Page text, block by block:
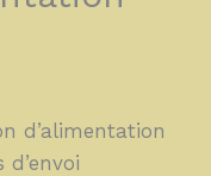
d’alimentation
d’envoi